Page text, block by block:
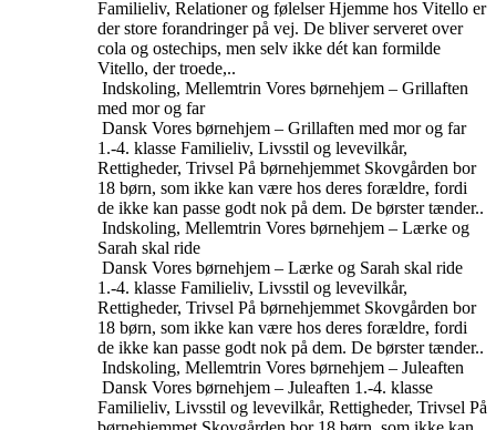
Familieliv, Relationer og følelser Hjemme hos Vitello er
der store forandringer på vej. De bliver serveret over
cola og ostechips, men selv ikke dét kan formilde
Vitello, der troede,..
Indskoling, Mellemtrin Vores børnehjem – Grillaften
med mor og far
Dansk Vores børnehjem – Grillaften med mor og far
1.-4. klasse Familieliv, Livsstil og levevilkår,
Rettigheder, Trivsel På børnehjemmet Skovgården bor
18 børn, som ikke kan være hos deres forældre, fordi
de ikke kan passe godt nok på dem. De børster tænder..
Indskoling, Mellemtrin Vores børnehjem – Lærke og
Sarah skal ride
Dansk Vores børnehjem – Lærke og Sarah skal ride
1.-4. klasse Familieliv, Livsstil og levevilkår,
Rettigheder, Trivsel På børnehjemmet Skovgården bor
18 børn, som ikke kan være hos deres forældre, fordi
de ikke kan passe godt nok på dem. De børster tænder..
Indskoling, Mellemtrin Vores børnehjem – Juleaften
Dansk Vores børnehjem – Juleaften 1.-4. klasse
Familieliv, Livsstil og levevilkår, Rettigheder, Trivsel På